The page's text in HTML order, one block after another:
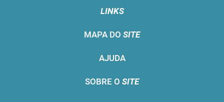
LINKS
MAPA DO SITE
AJUDA
SOBRE O SITE